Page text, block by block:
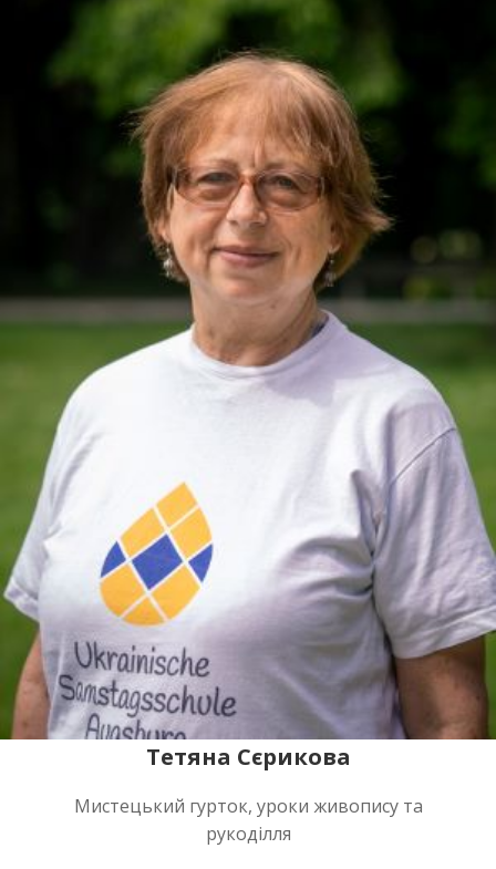
Тетяна Сєрикова
Мистецький гурток, уроки живопису та
рукоділля